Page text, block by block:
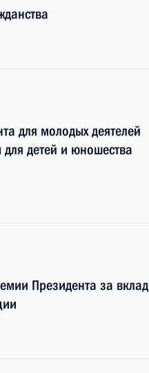
для молодых деятелей
для детей и юношества
Президента за вклад